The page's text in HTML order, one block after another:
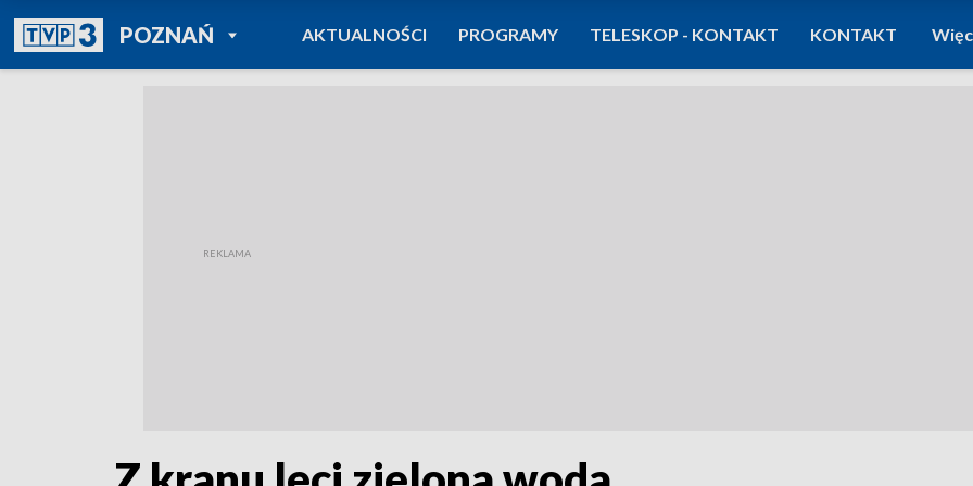
POZNAŃPOWRÓT DO
TVP REGIONY
AKTUALNOŚCI PROGRAMY TELESKOP - KONTAKT KONTAKT